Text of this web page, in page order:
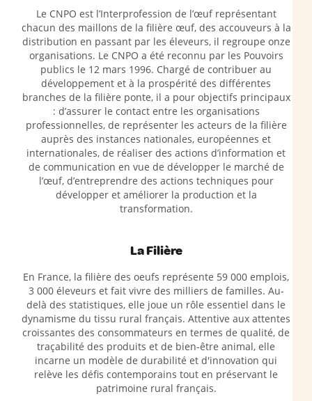
Le CNPO est l’Interprofession de l’œuf représentant
chacun des maillons de la filière œuf, des accouveurs à la
distribution en passant par les éleveurs, il regroupe onze
organisations. Le CNPO a été reconnu par les Pouvoirs
publics le 12 mars 1996. Chargé de contribuer au
développement et à la prospérité des différentes
branches de la filière ponte, il a pour objectifs principaux
: d’assurer le contact entre les organisations
professionnelles, de représenter les acteurs de la filière
auprès des instances nationales, européennes et
internationales, de réaliser des actions d’information et
de communication en vue de développer le marché de
l’œuf, d’entreprendre des actions techniques pour
développer et améliorer la production et la
transformation.
La Filière
En France, la filière des oeufs représente 59 000 emplois,
3 000 éleveurs et fait vivre des milliers de familles. Au-
delà des statistiques, elle joue un rôle essentiel dans le
dynamisme du tissu rural français. Attentive aux attentes
croissantes des consommateurs en termes de qualité, de
traçabilité des produits et de bien-être animal, elle
incarne un modèle de durabilité et d'innovation qui
relève les défis contemporains tout en préservant le
patrimoine rural français.